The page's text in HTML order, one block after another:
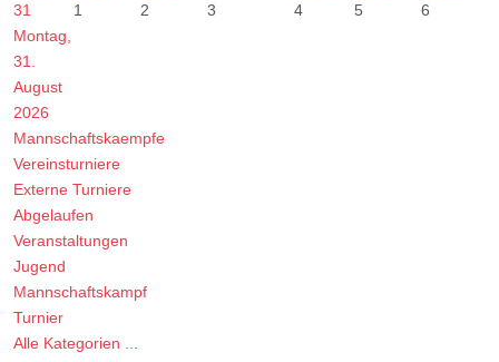
31
Montag,
31.
August
2026
1 2 3 4 5 6
Mannschaftskaempfe
Vereinsturniere
Externe Turniere
Abgelaufen
Veranstaltungen
Jugend
Mannschaftskampf
Turnier
Alle Kategorien ...